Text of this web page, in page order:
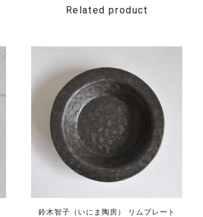
Related product
鈴木智子（いにま陶房） リムプレート